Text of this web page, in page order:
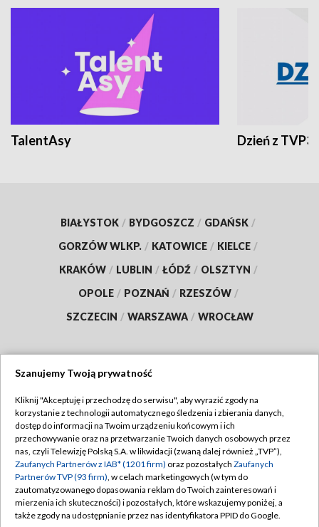
TalentAsy Dzień z TVP3
BIAŁYSTOK / BYDGOSZCZ / GDAŃSK /
GORZÓW WLKP. / KATOWICE / KIELCE /
KRAKÓW / LUBLIN / ŁÓDŹ / OLSZTYN /
OPOLE / POZNAŃ / RZESZÓW /
SZCZECIN / WARSZAWA / WROCŁAW
TVP
Abonament TVP
Emisja w TVP
Centrum informacji TVP
Naziemna Telewizja Cyfrowa
Regulamin TVP
Polityka prywatności
Moje zgody
Pomoc
Szanujemy Twoją prywatność
Kliknij "Akceptuję i przechodzę do serwisu", aby wyrazić zgody na
korzystanie z technologii automatycznego śledzenia i zbierania danych,
dostęp do informacji na Twoim urządzeniu końcowym i ich
przechowywanie oraz na przetwarzanie Twoich danych osobowych przez
nas, czyli Telewizję Polską S.A. w likwidacji (zwaną dalej również „TVP”),
Zaufanych Partnerów z IAB* (1201 firm) oraz pozostałych Zaufanych
Partnerów TVP (93 firm), w celach marketingowych (w tym do
zautomatyzowanego dopasowania reklam do Twoich zainteresowań i
mierzenia ich skuteczności) i pozostałych, które wskazujemy poniżej, a
także zgody na udostępnianie przez nas identyfikatora PPID do Google.